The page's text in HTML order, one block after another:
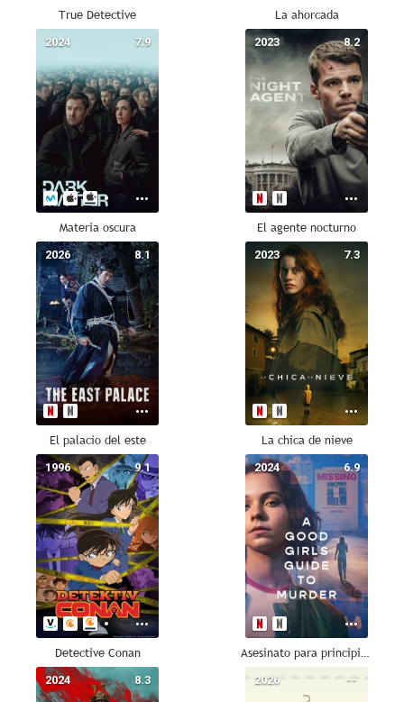
True Detective La ahorcada
7.9
2024
Materia oscura
8.2
2023
El agente nocturno
8.1
2026
El palacio del este
7.3
2023
La chica de nieve
9.1
1996
Detective Conan
6.9
2024
Asesinato para principiantes
8.3
2024 --
2026